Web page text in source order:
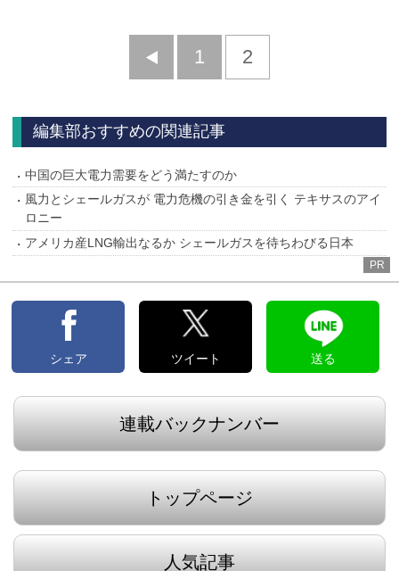
前
1 2
編集部おすすめの関連記事
中国の巨大電力需要をどう満たすのか
風力とシェールガスが 電力危機の引き金を引く テキサスのアイ
ロニー
アメリカ産LNG輸出なるか シェールガスを待ちわびる日本
PR
シェア ツイート 送る
連載バックナンバー
トップページ
人気記事